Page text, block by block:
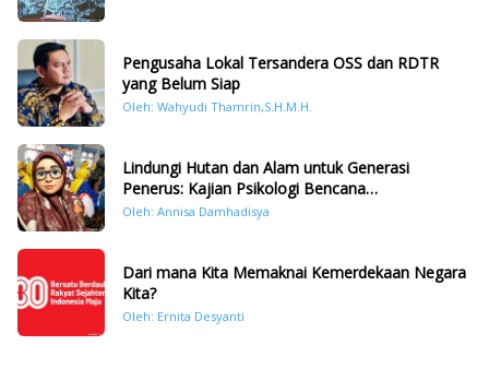
Pengusaha Lokal Tersandera OSS dan RDTR
yang Belum Siap
Oleh: Wahyudi Thamrin,S.H.M.H.
Lindungi Hutan dan Alam untuk Generasi
Penerus: Kajian Psikologi Bencana
Hidrometeorologi di Sumatera Pasca Tragedi
Oleh: Annisa Damhadisya
Dari mana Kita Memaknai Kemerdekaan Negara
Kita?
Oleh: Ernita Desyanti